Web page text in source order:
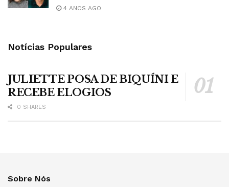
4 ANOS AGO
Notícias Populares
JULIETTE POSA DE BIQUÍNI E
RECEBE ELOGIOS
0 SHARES
Sobre Nós